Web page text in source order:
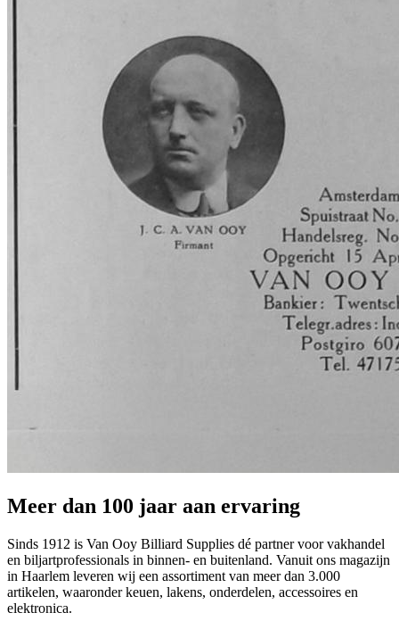
Meer dan 100 jaar aan ervaring
Sinds 1912 is Van Ooy Billiard Supplies dé partner voor vakhandel
en biljartprofessionals in binnen- en buitenland. Vanuit ons magazijn
in Haarlem leveren wij een assortiment van meer dan 3.000
artikelen, waaronder keuen, lakens, onderdelen, accessoires en
elektronica.